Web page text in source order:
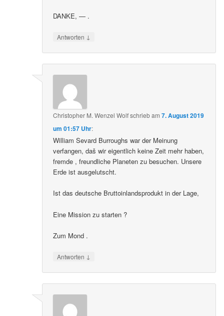
DANKE, — .
Antworten ↓
Christopher M. Wenzel Wolfschriebam7. August 2019
um 01:57 Uhr:
William Sevard Burroughs war der Meinung
verfangen, daš wir eigentlich keine Zeit mehr haben,
fremde , freundliche Planeten zu besuchen. Unsere
Erde ist ausgelutscht.
Ist das deutsche Bruttoinlandsprodukt in der Lage,
Eine Mission zu starten ?
Zum Mond .
Antworten ↓